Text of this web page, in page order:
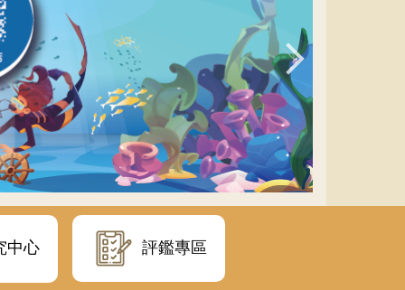
中心 評鑑專區